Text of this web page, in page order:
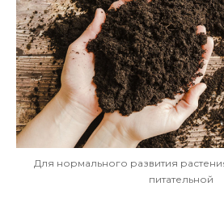
Для нормального развития
питательной